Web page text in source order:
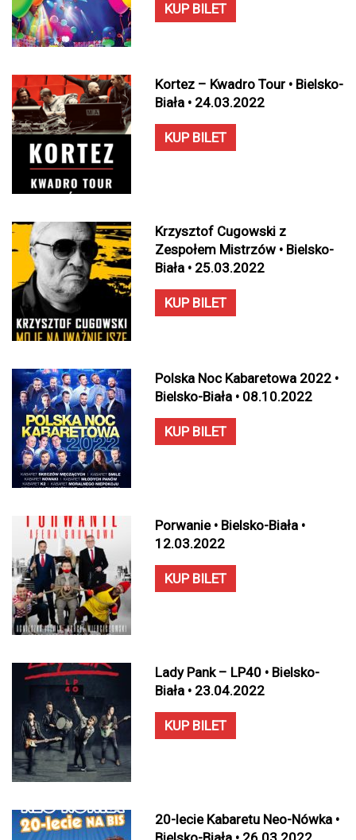
KUP BILET
Kortez – Kwadro Tour • Bielsko-
Biała • 24.03.2022
KUP BILET
Krzysztof Cugowski z
Zespołem Mistrzów • Bielsko-
Biała • 25.03.2022
KUP BILET
Polska Noc Kabaretowa 2022 •
Bielsko-Biała • 08.10.2022
KUP BILET
Porwanie • Bielsko-Biała •
12.03.2022
KUP BILET
Lady Pank – LP40 • Bielsko-
Biała • 23.04.2022
KUP BILET
20-lecie Kabaretu Neo-Nówka •